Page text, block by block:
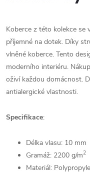
Koberce z této kolekce se
příjemné na dotek. Díky
vlněné koberce. Tento
moderního interiéru.
oživí každou domácnost.
antialergické vlastnosti.
Specifikace:
Délka vlasu: 10 mm
Gramáž: 2200 g/m2
Materiál: